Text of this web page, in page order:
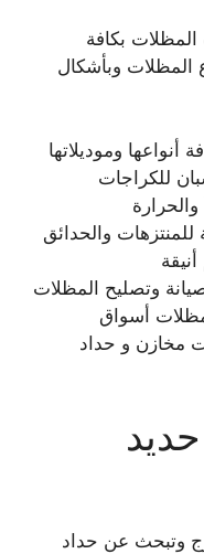
بكافة
المظلات وبأشكال
أنواعها وموديلاتها
للكراجات
والحدائق
وتصليح المظلات
أسواق
مخازن و حداد
وتبحث عن حداد